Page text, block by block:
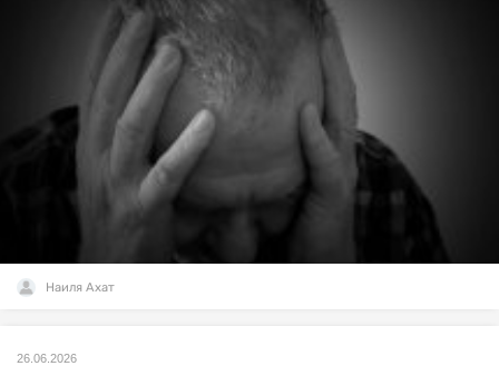
Наиля Ахат
26.06.2026